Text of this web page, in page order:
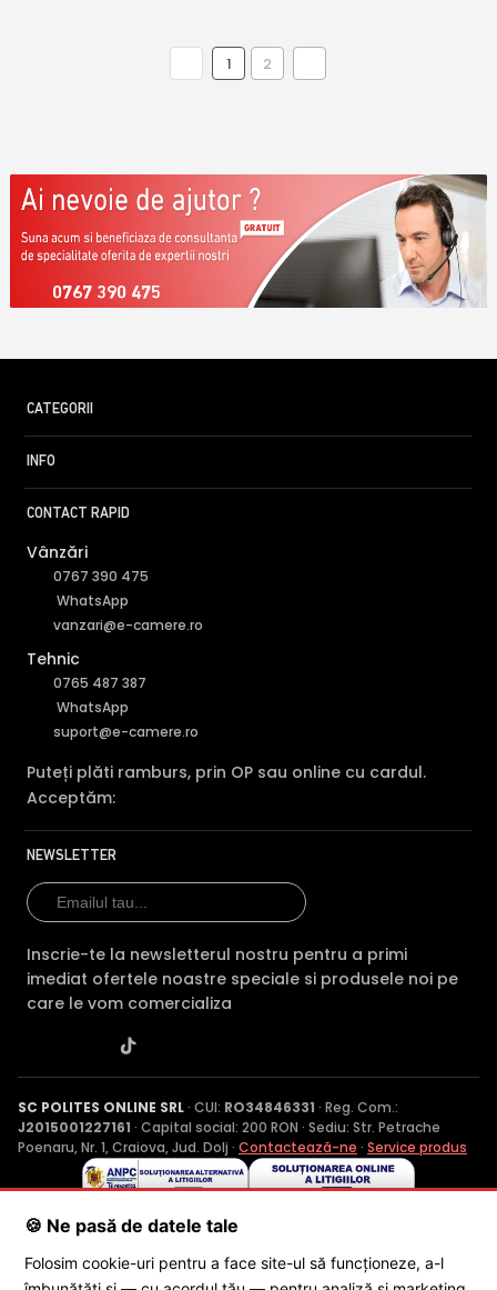
1 2
0767 390 475
CATEGORII
INFO
CONTACT RAPID
Vânzări
0767 390 475
WhatsApp
vanzari@e-camere.ro
Tehnic
0765 487 387
WhatsApp
suport@e-camere.ro
Puteți plăti ramburs, prin OP sau online cu cardul.
Acceptăm:
NEWSLETTER
Inscrie-te la newsletterul nostru pentru a primi
imediat ofertele noastre speciale si produsele noi pe
care le vom comercializa
SC POLITES ONLINE SRL· CUI: RO34846331 · Reg. Com.:
J2015001227161 · Capital social: 200 RON · Sediu: Str. Petrache
Poenaru, Nr. 1, Craiova, Jud. Dolj · Contactează-ne · Service produs
© 2026 SC POLITES ONLINE SRL
🍪 Ne pasă de datele tale
Folosim cookie-uri pentru a face site-ul să funcționeze, a-l